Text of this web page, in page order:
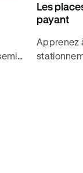
Les
payant
Apprenez